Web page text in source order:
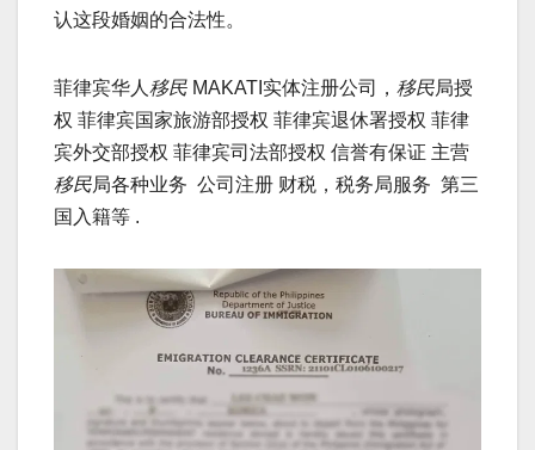
认这段婚姻的合法性。
菲律宾华人 移民 MAKATI实体注册公司， 移民局授
权 菲律宾国家旅游部授权 菲律宾退休署授权 菲律
宾外交部授权 菲律宾司法部授权 信誉有保证 主营
移民局各种业务 公司注册 财税，税务局服务 第三
国入籍等 .